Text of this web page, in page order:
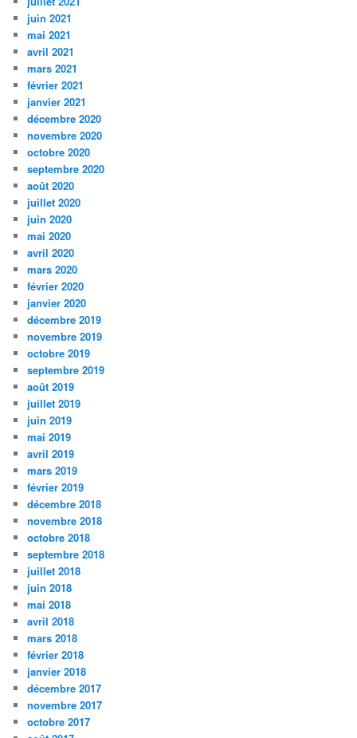
juin 2021
mai 2021
avril 2021
mars 2021
février 2021
janvier 2021
décembre 2020
novembre 2020
octobre 2020
septembre 2020
août 2020
juillet 2020
juin 2020
mai 2020
avril 2020
mars 2020
février 2020
janvier 2020
décembre 2019
novembre 2019
octobre 2019
septembre 2019
août 2019
juillet 2019
juin 2019
mai 2019
avril 2019
mars 2019
février 2019
décembre 2018
novembre 2018
octobre 2018
septembre 2018
juillet 2018
juin 2018
mai 2018
avril 2018
mars 2018
février 2018
janvier 2018
décembre 2017
novembre 2017
octobre 2017